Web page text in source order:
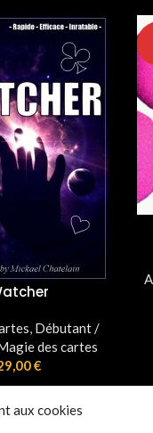
aux cookies
1,5 inch
rose
Balles et Mousses
1,50 €